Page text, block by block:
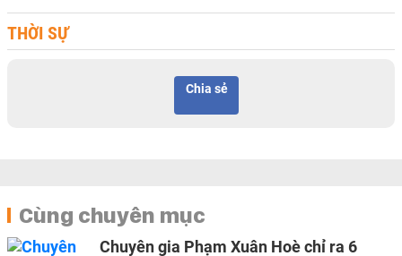
THỜI SỰ
Chia sẻ
Cùng chuyên mục
Chuyên gia Phạm Xuân Hoè chỉ ra 6